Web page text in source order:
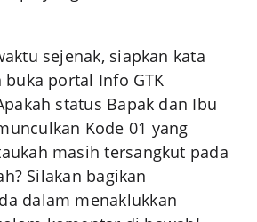
sejenak, siapkan kata
buka portal Info GTK
status Bapak dan Ibu
Kode 01 yang
masih tersangkut pada
Silakan bagikan
dalam menaklukkan